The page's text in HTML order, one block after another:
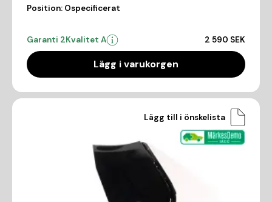
Position: Ospecificerat
Garanti 2Kvalitet A 2 590 SEK
Lägg i varukorgen
Lägg till i önskelista